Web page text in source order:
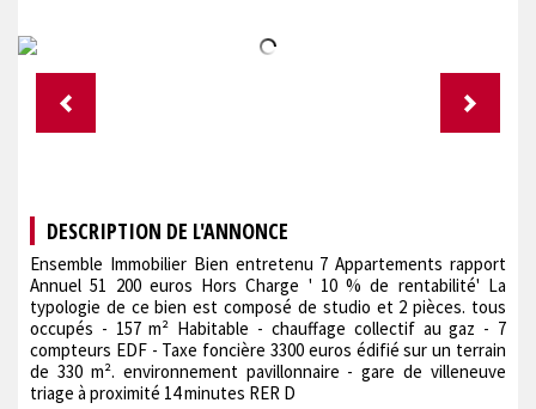
DESCRIPTION DE L'ANNONCE
Ensemble Immobilier Bien entretenu 7 Appartements rapport
Annuel 51 200 euros Hors Charge ' 10 % de rentabilité' La
typologie de ce bien est composé de studio et 2 pièces. tous
occupés - 157 m² Habitable - chauffage collectif au gaz - 7
compteurs EDF - Taxe foncière 3300 euros édifié sur un terrain
de 330 m². environnement pavillonnaire - gare de villeneuve
triage à proximité 14 minutes RER D